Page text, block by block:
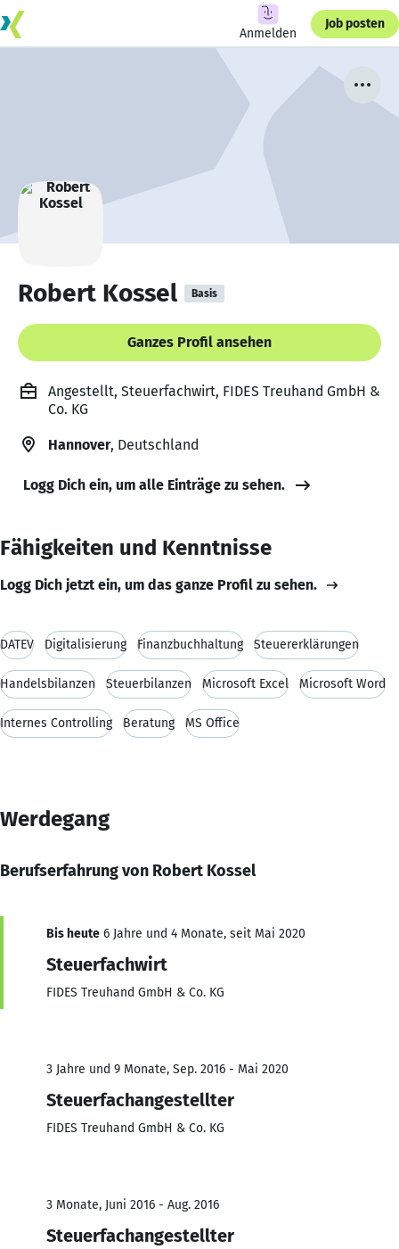
Anmelden
Job posten
Robert Kossel Basis
Ganzes Profil ansehen
Angestellt, Steuerfachwirt, FIDES Treuhand GmbH &
Co. KG
Hannover, Deutschland
Logg Dich ein, um alle Einträge zu sehen.
Fähigkeiten und Kenntnisse
Logg Dich jetzt ein, um das ganze Profil zu sehen.
DATEV Digitalisierung Finanzbuchhaltung Steuererklärungen
Handelsbilanzen Steuerbilanzen Microsoft Excel Microsoft Word
Internes Controlling Beratung MS Office
Werdegang
Berufserfahrung von Robert Kossel
Bis heute 6 Jahre und 4 Monate, seit Mai 2020
Steuerfachwirt
FIDES Treuhand GmbH & Co. KG
3 Jahre und 9 Monate, Sep. 2016 - Mai 2020
Steuerfachangestellter
FIDES Treuhand GmbH & Co. KG
3 Monate, Juni 2016 - Aug. 2016
Steuerfachangestellter